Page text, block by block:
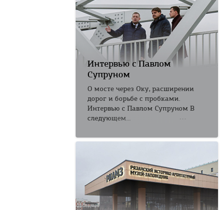
Интервью с Павлом
Супруном
О мосте через Оку, расширении
дорог и борьбе с пробками.
Интервью с Павлом Супруном В
следующем...